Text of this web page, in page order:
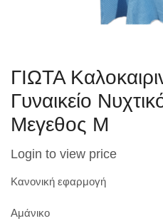
ΓΙΩΤΑ
Γυναικείο
Μεγεθος M
Login to view price
Κανονική εφαρμογή
Αμάνικο